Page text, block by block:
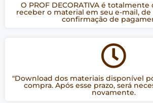
O PROF DECORATIVA é
receber o material em seu e-mail,
confirmação de
"Download dos materiais disponível
compra. Após esse prazo, será
novamente.